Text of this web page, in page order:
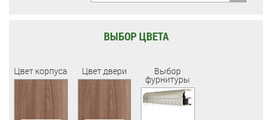
ВЫБОР ЦВЕТА
Цвет корпуса Цвет двери Выбор
фурнитуры